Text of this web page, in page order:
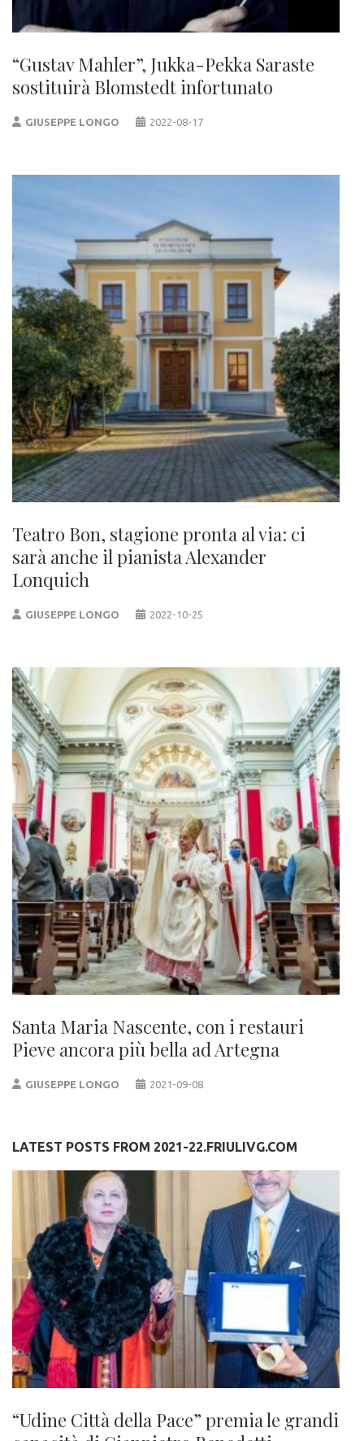
“Gustav Mahler”, Jukka-Pekka Saraste
sostituirà Blomstedt infortunato
GIUSEPPE LONGO 2022-08-17
Teatro Bon, stagione pronta al via: ci
sarà anche il pianista Alexander
Lonquich
GIUSEPPE LONGO 2022-10-25
Santa Maria Nascente, con i restauri
Pieve ancora più bella ad Artegna
GIUSEPPE LONGO 2021-09-08
LATEST POSTS FROM 2021-22.FRIULIVG.COM
“Udine Città della Pace” premia le grandi